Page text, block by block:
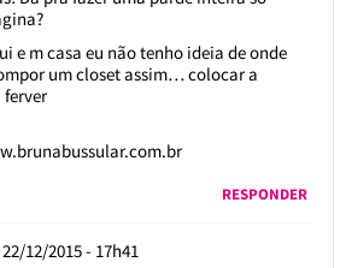
e m casa eu não tenho ideia de onde
um closet assim… colocar a
ferver
RESPONDER
22/12/2015 - 17h41